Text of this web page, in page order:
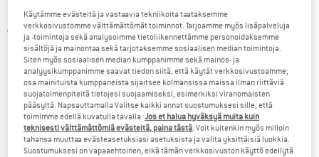
- Villatakki
3,0(1)
Käytämme evästeitä ja vastaavia tekniikoita taataksemme
verkkosivustomme välttämättömät toiminnot. Tarjoamme myös lisäpalveluja
ja -toimintoja sekä analysoimme tietoliikennettämme personoidaksemme
sisältöjä ja mainontaa sekä tarjotaksemme sosiaalisen median toimintoja.
Siten myös sosiaalisen median kumppanimme sekä mainos- ja
analyysikumppanimme saavat tiedon siitä, että käytät verkkosivustoamme;
osa mainituista kumppaneista sijaitsee kolmansissa maissa ilman riittäviä
suojatoimenpiteitä tietojesi suojaamiseksi, esimerkiksi viranomaisten
pääsyltä. Napsauttamalla Valitse kaikki annat suostumuksesi sille, että
toimimme edellä kuvatulla tavalla.Jos et halua hyväksyä muita kuin
teknisesti välttämättömiä evästeitä, paina tästä . Voit kuitenkin myös milloin
tahansa muuttaa evästeasetuksiasi asetuksista ja valita yksittäisiä luokkia.
Suostumuksesi on vapaaehtoinen, eikä tämän verkkosivuston käyttö edellytä